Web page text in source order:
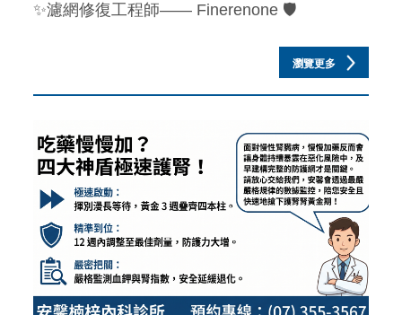
✨濾網修復工程師—— Finerenone 🛡️
瀏覽更多